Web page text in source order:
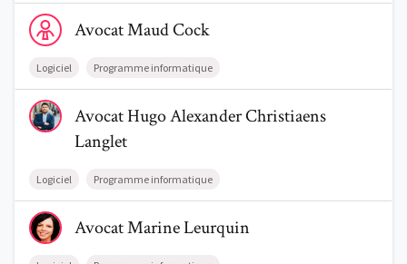
Voir le profil de AvocatMaud Cock
AvocatMaudCock
Logiciel Programme informatique
Voir le profil de AvocatHugo Alexander Christiaens Langlet
AvocatHugo AlexanderChristiaens
Langlet
Logiciel Programme informatique
Voir le profil de AvocatMarine Leurquin
AvocatMarineLeurquin